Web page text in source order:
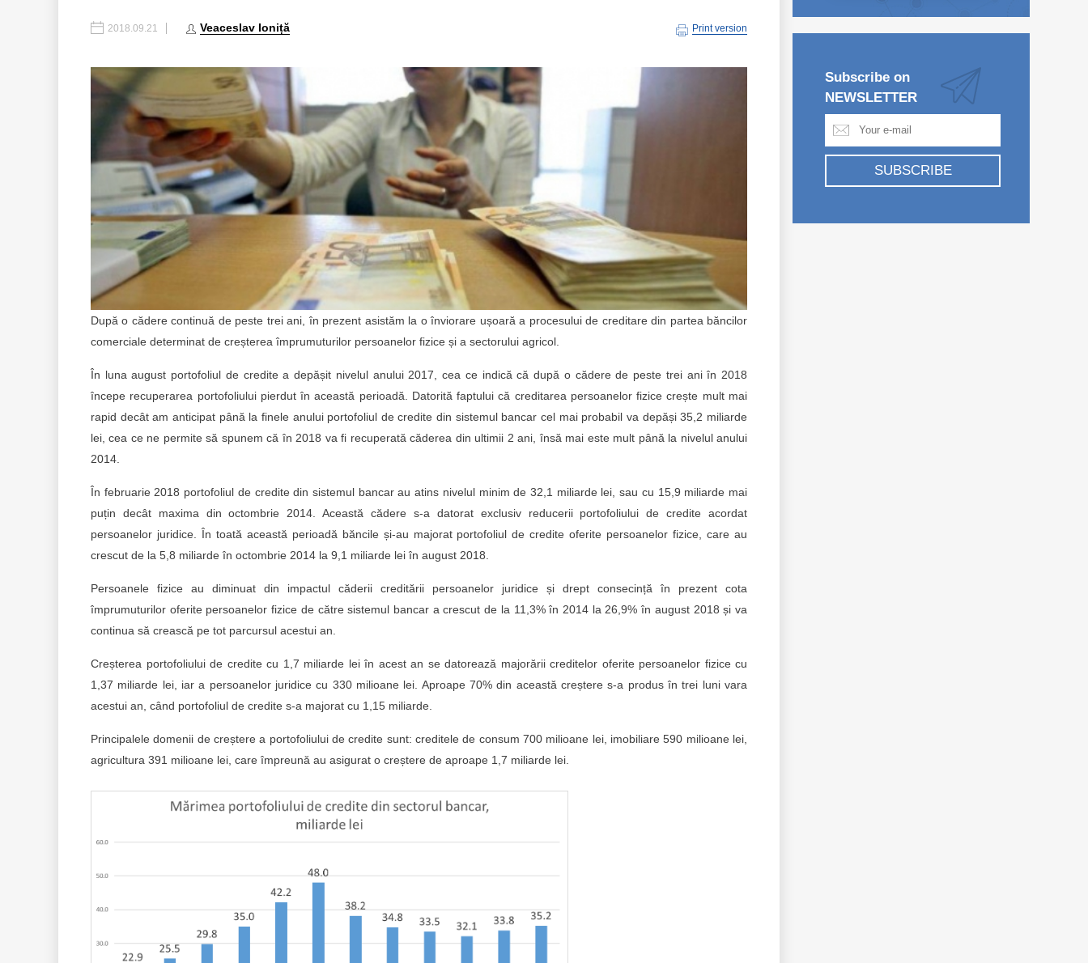
2018.09.21 Veaceslav Ioniță Print version
După o cădere continuă de peste trei ani, în prezent asistăm la o înviorare ușoară a procesului de creditare din partea băncilor
comerciale determinat de creșterea împrumuturilor persoanelor fizice și a sectorului agricol.
În luna august portofoliul de credite a depășit nivelul anului 2017, cea ce indică că după o cădere de peste trei ani în 2018
începe recuperarea portofoliului pierdut în această perioadă. Datorită faptului că creditarea persoanelor fizice crește mult mai
rapid decât am anticipat până la finele anului portofoliul de credite din sistemul bancar cel mai probabil va depăși 35,2 miliarde
lei, cea ce ne permite să spunem că în 2018 va fi recuperată căderea din ultimii 2 ani, însă mai este mult până la nivelul anului
2014.
În februarie 2018 portofoliul de credite din sistemul bancar au atins nivelul minim de 32,1 miliarde lei, sau cu 15,9 miliarde mai
puțin decât maxima din octombrie 2014. Această cădere s-a datorat exclusiv reducerii portofoliului de credite acordat
persoanelor juridice. În toată această perioadă băncile și-au majorat portofoliul de credite oferite persoanelor fizice, care au
crescut de la 5,8 miliarde în octombrie 2014 la 9,1 miliarde lei în august 2018.
Persoanele fizice au diminuat din impactul căderii creditării persoanelor juridice și drept consecință în prezent cota
împrumuturilor oferite persoanelor fizice de către sistemul bancar a crescut de la 11,3% în 2014 la 26,9% în august 2018 și va
continua să crească pe tot parcursul acestui an.
Creșterea portofoliului de credite cu 1,7 miliarde lei în acest an se datorează majorării creditelor oferite persoanelor fizice cu
1,37 miliarde lei, iar a persoanelor juridice cu 330 milioane lei. Aproape 70% din această creștere s-a produs în trei luni vara
acestui an, când portofoliul de credite s-a majorat cu 1,15 miliarde.
Principalele domenii de creștere a portofoliului de credite sunt: creditele de consum 700 milioane lei, imobiliare 590 milioane lei,
agricultura 391 milioane lei, care împreună au asigurat o creștere de aproape 1,7 miliarde lei.
Subscribe on
NEWSLETTER
SUBSCRIBE